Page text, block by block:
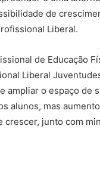
de
Liberal.
de Educação
Liberal
ampliar o espaço de
alunos, mas
crescer, junto com